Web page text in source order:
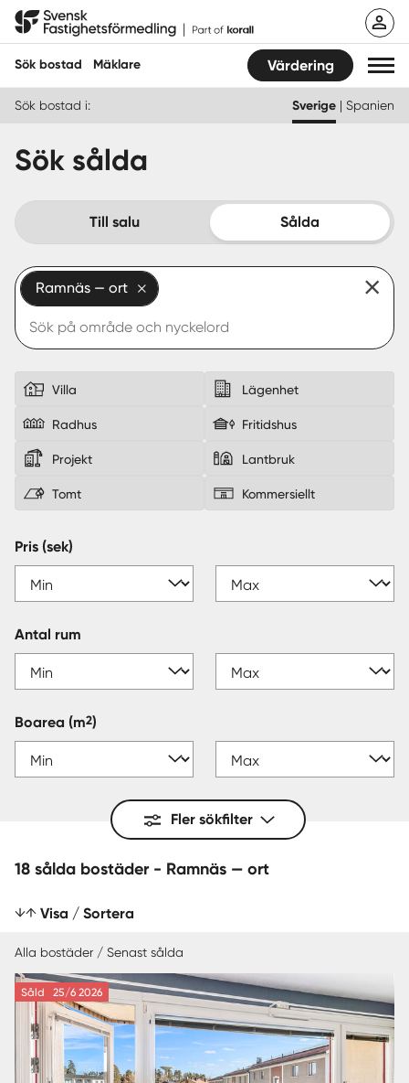
Hoppa
Svensk Fastighetsförmedling
Sök bostad Mäklare Värdering
Hitta mäklare
Köpa
Guider
Start
Logga in
Sverige|Spanien
Sök bostad i: Sverige | Spanien
Sök sålda
Till salu Sålda
Ramnäs — ort
Villa Lägenhet
Radhus Fritidshus
Projekt Lantbruk
Tomt Kommersiellt
Pris (sek)
Antal rum
Boarea (m2)
Fler sökfilter
18 sålda bostäder - Ramnäs — ort
Visa / Sortera
SENAST SÅLDA
Alla bostäder / Senast sålda
Såld 25/6 2026